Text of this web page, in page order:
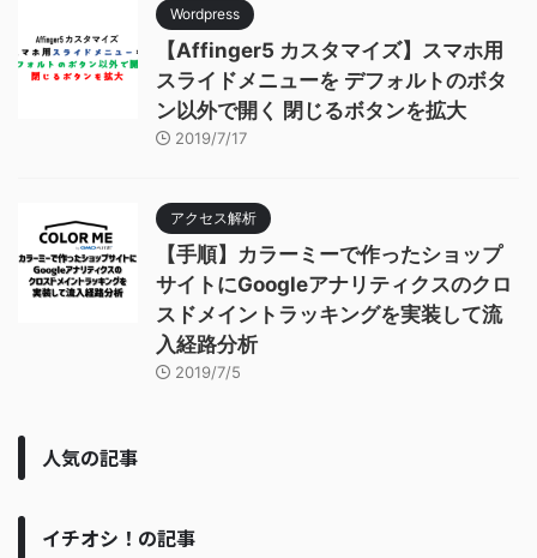
Wordpress
【Affinger5 カスタマイズ】スマホ用
スライドメニューを デフォルトのボタ
ン以外で開く 閉じるボタンを拡大
2019/7/17
アクセス解析
【手順】カラーミーで作ったショップ
サイトにGoogleアナリティクスのクロ
スドメイントラッキングを実装して流
入経路分析
2019/7/5
人気の記事
イチオシ！の記事